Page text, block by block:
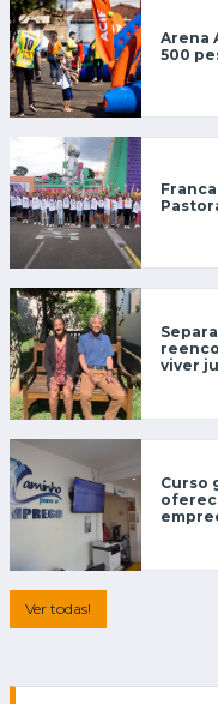
Arena
500
viver
Curso
Ver todas!